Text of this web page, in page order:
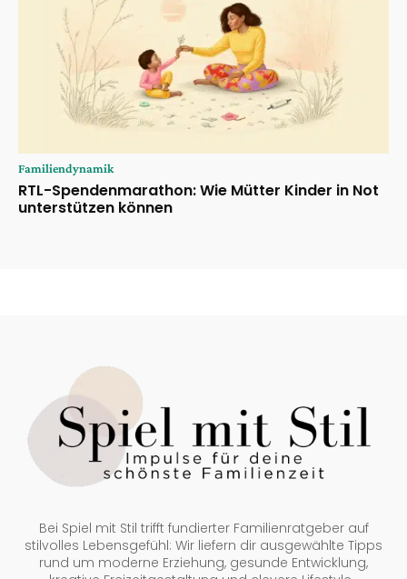
Familiendynamik
RTL-Spendenmarathon: Wie Mütter Kinder in Not
unterstützen können
Bei Spiel mit Stil trifft fundierter Familienratgeber auf
stilvolles Lebensgefühl: Wir liefern dir ausgewählte Tipps
rund um moderne Erziehung, gesunde Entwicklung,